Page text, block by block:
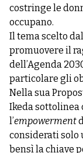
costringe le
occupano.
Il tema scelto
promuovere il
dell’Agenda
particolare gli
Nella sua
Ikeda sottolinea
l’empowerment
considerati solo
bensì la chiave